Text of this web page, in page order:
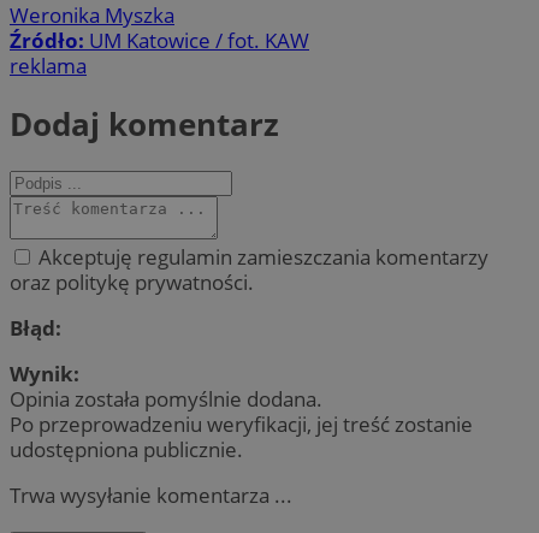
Weronika Myszka
Źródło: UM Katowice / fot. KAW
reklama
Dodaj komentarz
Akceptuję regulamin zamieszczania komentarzy
oraz politykę prywatności.
Błąd:
Wynik:
Opinia została pomyślnie dodana.
Po przeprowadzeniu weryfikacji, jej treść zostanie
udostępniona publicznie.
Trwa wysyłanie komentarza ...